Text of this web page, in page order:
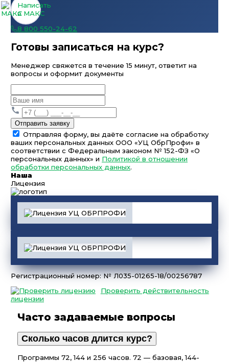
Написать
в МАКС
8 800 550-24-62
Готовы записаться на курс?
Менеджер свяжется в течение 15 минут, ответит на
вопросы и оформит документы
Отправить заявку
Отправляя форму, вы даёте согласие на обработку
ваших персональных данных ООО «УЦ ОбрПрофи» в
соответствии с Федеральным законом № 152-ФЗ «О
персональных данных» и Политикой в отношении
обработки персональных данных.
Наша
Лицензия
Регистрационный номер: № Л035-01265-18/00256787
Проверить действительность
лицензии
Часто задаваемые вопросы
Сколько часов длится курс?
Программы 72, 144 и 256 часов. 72 — базовая, 144-